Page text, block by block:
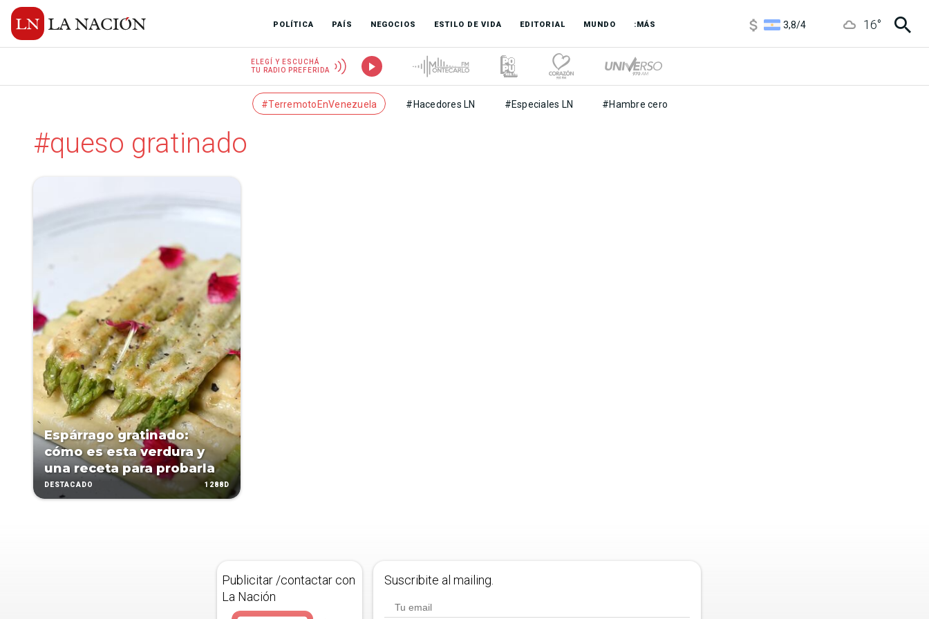
POLÍTICA PAÍS NEGOCIOS ESTILO DE VIDA EDITORIAL MUNDO :MÁS
3,8/4
16°
ELEGÍ Y ESCUCHÁ
TU RADIO PREFERIDA
#TerremotoEnVenezuela #Hacedores LN #Especiales LN #Hambre cero
#queso gratinado
Espárrago gratinado:
cómo es esta verdura y
una receta para probarla
DESTACADO 1288D
Publicitar /contactar con
La Nación
Suscribite al mailing.